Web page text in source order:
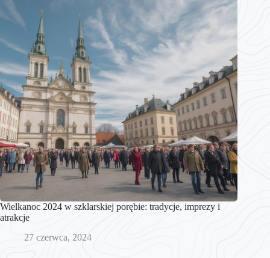
Wielkanoc 2024 w szklarskiej porębie: tradycje, imprezy i
atrakcje
27 czerwca, 2024